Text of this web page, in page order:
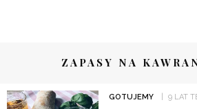
ZAPASY NA
GOTUJEMY 9 LAT